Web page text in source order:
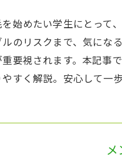
始めたい学生にとって
ルのリスクまで、気にな
要視されます。本記事
やすく解説。安心して一